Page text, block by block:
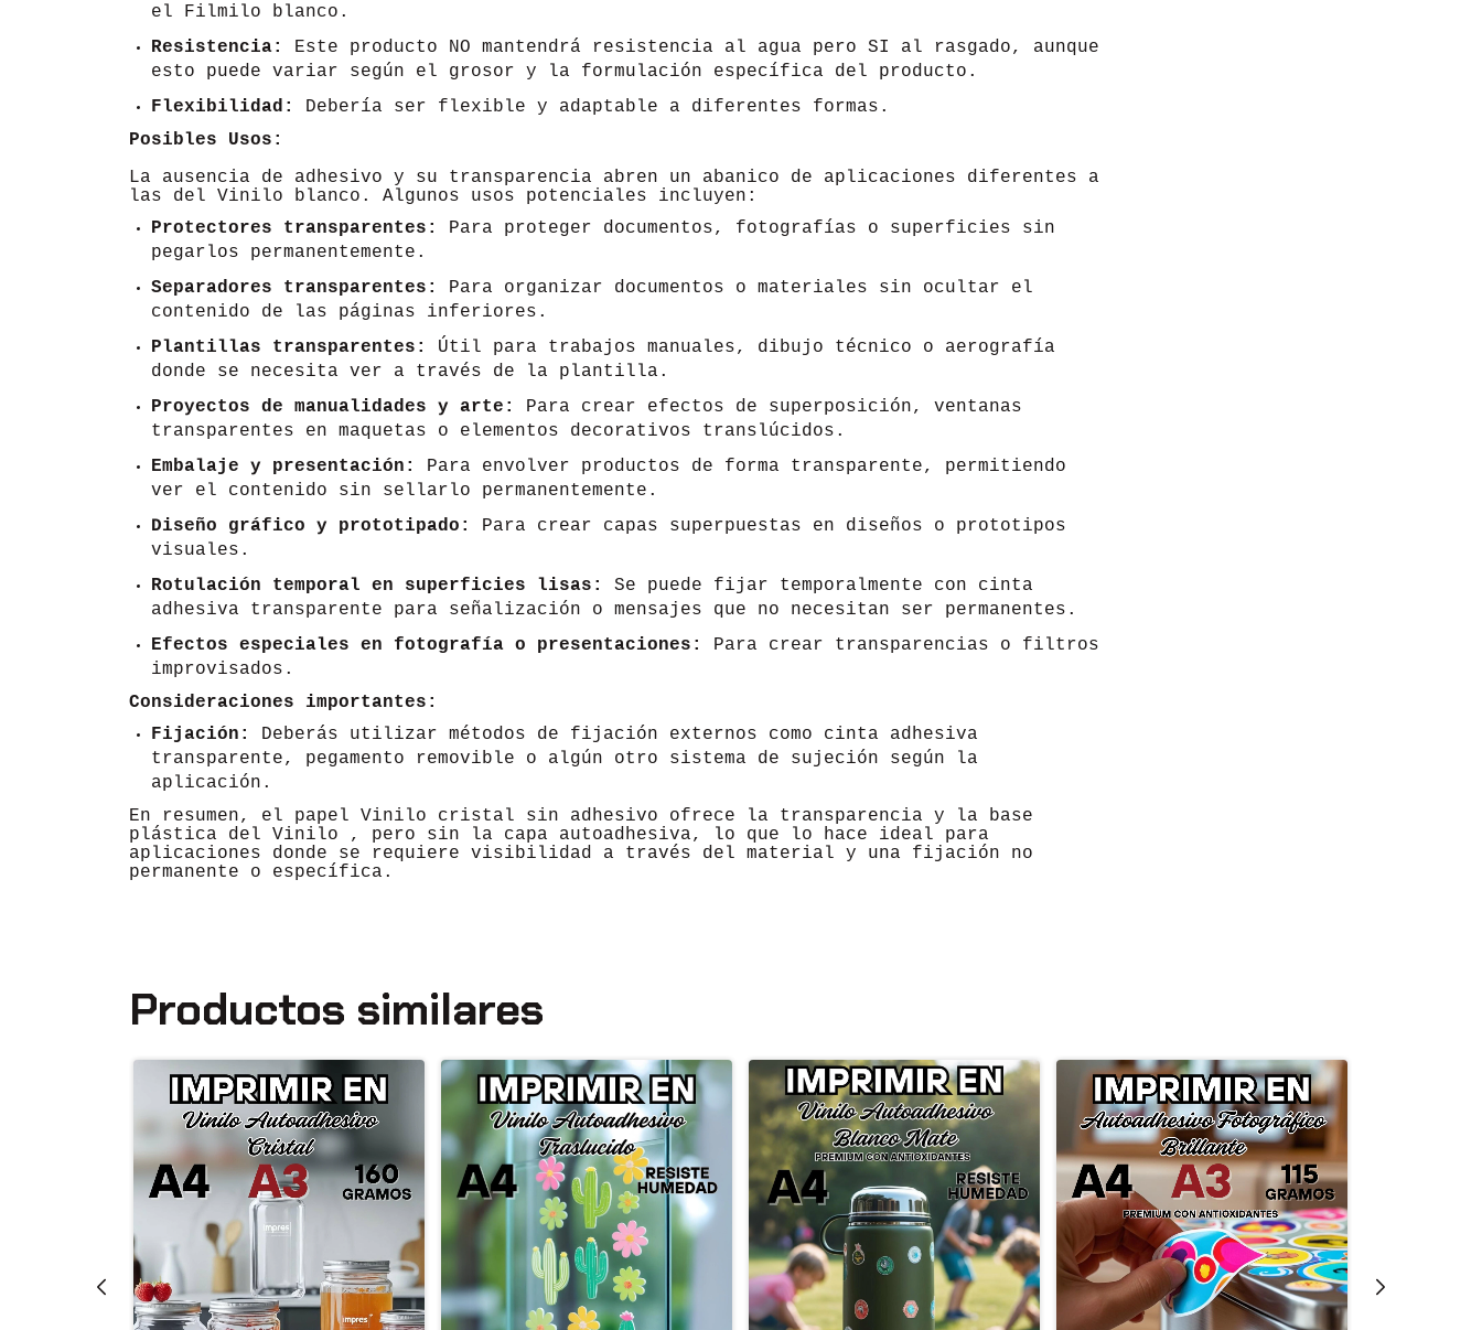
el Filmilo blanco.
Resistencia:
Este producto NO mantendrá resistencia al agua pero SI al rasgado, aunque
esto puede variar según el grosor y la formulación específica del producto.
Flexibilidad:
Debería ser flexible y adaptable a diferentes formas.
Posibles Usos:
La ausencia de adhesivo y su transparencia abren un abanico de aplicaciones diferentes a
las del Vinilo blanco. Algunos usos potenciales incluyen:
Protectores transparentes:
Para proteger documentos, fotografías o superficies sin
pegarlos permanentemente.
Separadores transparentes:
Para organizar documentos o materiales sin ocultar el
contenido de las páginas inferiores.
Plantillas transparentes:
Útil para trabajos manuales, dibujo técnico o aerografía
donde se necesita ver a través de la plantilla.
Proyectos de manualidades y arte:
Para crear efectos de superposición, ventanas
transparentes en maquetas o elementos decorativos translúcidos.
Embalaje y presentación:
Para envolver productos de forma transparente, permitiendo
ver el contenido sin sellarlo permanentemente.
Diseño gráfico y prototipado:
Para crear capas superpuestas en diseños o prototipos
visuales.
Rotulación temporal en superficies lisas:
Se puede fijar temporalmente con cinta
adhesiva transparente para señalización o mensajes que no necesitan ser permanentes.
Efectos especiales en fotografía o presentaciones:
Para crear transparencias o filtros
improvisados.
Consideraciones importantes:
Fijación:
Deberás utilizar métodos de fijación externos como cinta adhesiva
transparente, pegamento removible o algún otro sistema de sujeción según la
aplicación.
En resumen, el papel Vinilo cristal sin adhesivo ofrece la transparencia y la base
plástica del Vinilo , pero sin la capa autoadhesiva, lo que lo hace ideal para
aplicaciones donde se requiere visibilidad a través del material y una fijación no
permanente o específica.
Productos similares